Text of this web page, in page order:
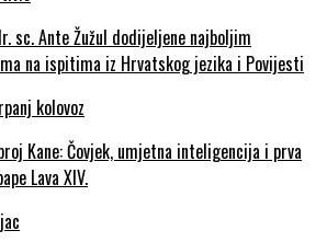
sc. Ante Žužul dodijeljene najboljim
na ispitima iz Hrvatskog jezika i Povijesti
Kane: Čovjek, umjetna inteligencija i prva
Lava XIV.